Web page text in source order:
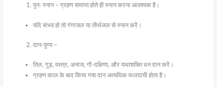
पुनः स्नान – ग्रहण समाप्त होते ही स्नान करना आवश्यक है।
यदि संभव हो तो गंगाजल या तीर्थजल से स्नान करें।
दान-पुण्य –
तिल, गुड़, वस्त्र, अनाज, गौ-दक्षिणा, और यथाशक्ति धन दान करें।
ग्रहण काल के बाद किया गया दान अत्यधिक फलदायी होता है।